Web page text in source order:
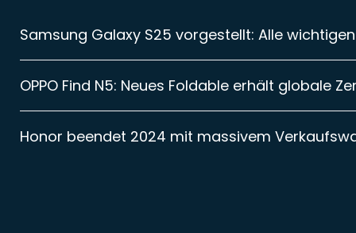
Samsung Galaxy S25 vorgestellt: Alle
OPPO Find N5: Neues Foldable erhält globale
Honor beendet 2024 mit massivem